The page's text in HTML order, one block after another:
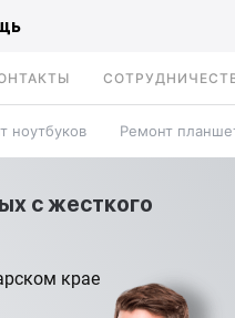
ноутбуков Ремонт
с жесткого
крае